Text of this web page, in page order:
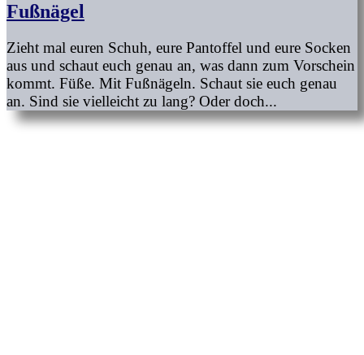
Fußnägel
Zieht mal euren Schuh, eure Pantoffel und eure Socken
aus und schaut euch genau an, was dann zum Vorschein
kommt. Füße. Mit Fußnägeln. Schaut sie euch genau
an. Sind sie vielleicht zu lang? Oder doch...